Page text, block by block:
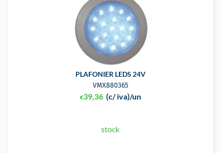
PLAFONIER LEDS 24V
VMX880365
€39,36 (c/ iva)/un
stock